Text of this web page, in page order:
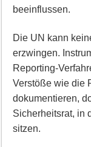
beeinflussen.
Die UN kann
erzwingen.
Reporting-
Verstöße wie die
dokumentieren,
Sicherheitsrat, in
sitzen.